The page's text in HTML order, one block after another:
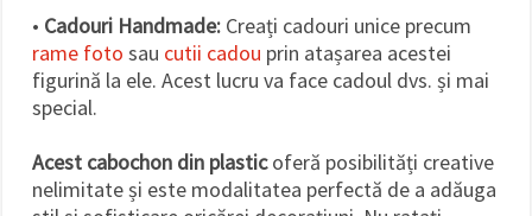
• Cadouri Handmade: Creați cadouri unice precum
rame foto sau cutii cadou prin atașarea acestei
figurină la ele. Acest lucru va face cadoul dvs. și mai
special.
Acest cabochon din plasticoferă posibilități creative
nelimitate și este modalitatea perfectă de a adăuga